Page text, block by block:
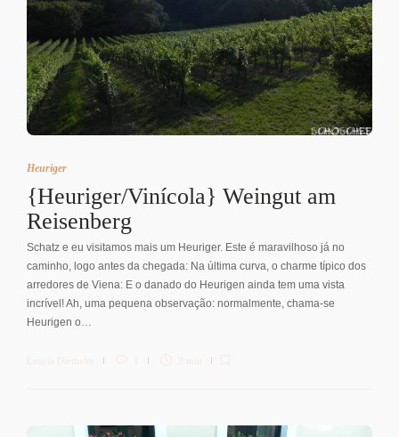
Heuriger
{Heuriger/Vinícola} Weingut am
Reisenberg
Schatz e eu visitamos mais um Heuriger. Este é maravilhoso já no
caminho, logo antes da chegada: Na última curva, o charme típico dos
arredores de Viena: E o danado do Heurigen ainda tem uma vista
incrível! Ah, uma pequena observação: normalmente, chama-se
Heurigen o…
Letícia Diethelm 1 3 min